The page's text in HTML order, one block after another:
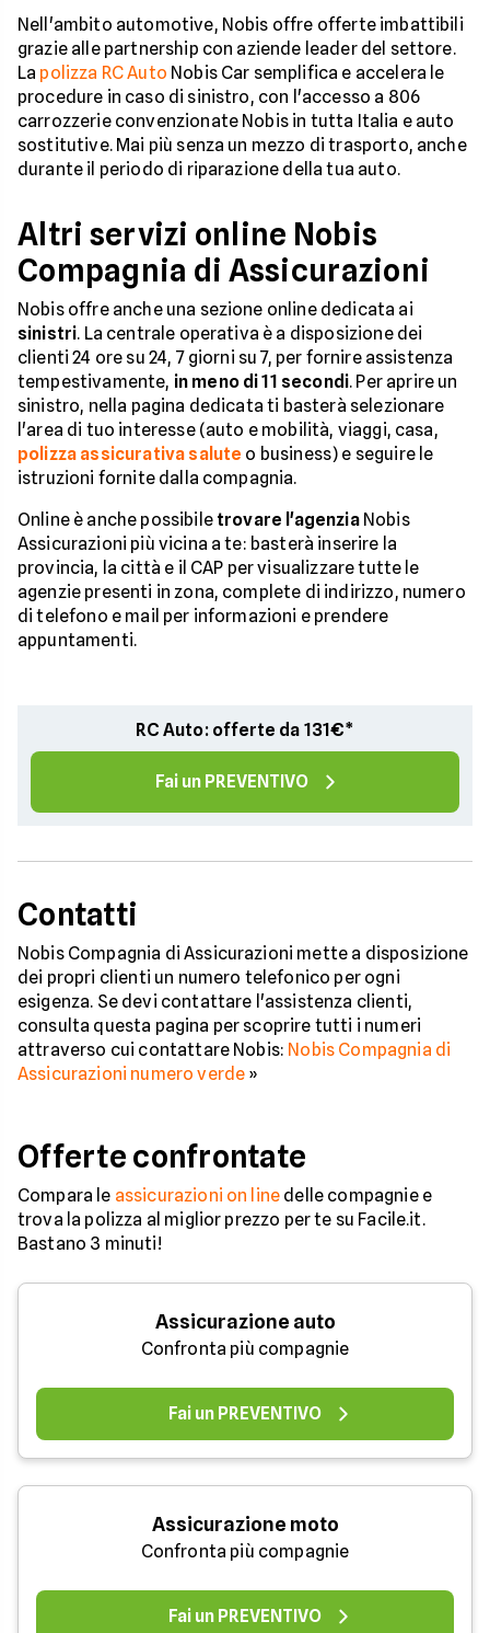
Nell'ambito automotive, Nobis offre offerte imbattibili
grazie alle partnership con aziende leader del settore.
La polizza RC Auto Nobis Car semplifica e accelera le
procedure in caso di sinistro, con l'accesso a 806
carrozzerie convenzionate Nobis in tutta Italia e auto
sostitutive. Mai più senza un mezzo di trasporto, anche
durante il periodo di riparazione della tua auto.
Altri servizi online Nobis
Compagnia di Assicurazioni
Nobis offre anche una sezione online dedicata ai
sinistri. La centrale operativa è a disposizione dei
clienti 24 ore su 24, 7 giorni su 7, per fornire assistenza
tempestivamente, in meno di 11 secondi. Per aprire un
sinistro, nella pagina dedicata ti basterà selezionare
l'area di tuo interesse (auto e mobilità, viaggi, casa,
polizza assicurativa salute o business) e seguire le
istruzioni fornite dalla compagnia.
Online è anche possibile trovare l'agenziaNobis
Assicurazioni più vicina a te: basterà inserire la
provincia, la città e il CAP per visualizzare tutte le
agenzie presenti in zona, complete di indirizzo, numero
di telefono e mail per informazioni e prendere
appuntamenti.
RC Auto: offerte da 131€*
Fai un PREVENTIVO
Contatti
Nobis Compagnia di Assicurazioni mette a disposizione
dei propri clienti un numero telefonico per ogni
esigenza. Se devi contattare l'assistenza clienti,
consulta questa pagina per scoprire tutti i numeri
attraverso cui contattare Nobis: Nobis Compagnia di
Assicurazioni numero verde »
Offerte confrontate
Compara le assicurazioni on line delle compagnie e
trova la polizza al miglior prezzo per te su Facile.it.
Bastano 3 minuti!
Assicurazione auto
Confronta più compagnie
Fai un PREVENTIVO
Assicurazione moto
Confronta più compagnie
Fai un PREVENTIVO